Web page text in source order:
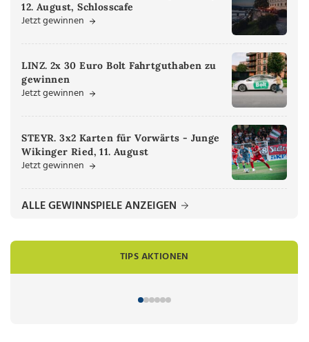
12. August, Schlosscafe
Jetzt gewinnen
LINZ. 2x 30 Euro Bolt Fahrtguthaben zu
gewinnen
Jetzt gewinnen
STEYR. 3x2 Karten für Vorwärts - Junge
Wikinger Ried, 11. August
Jetzt gewinnen
ALLE GEWINNSPIELE ANZEIGEN
TIPS AKTIONEN